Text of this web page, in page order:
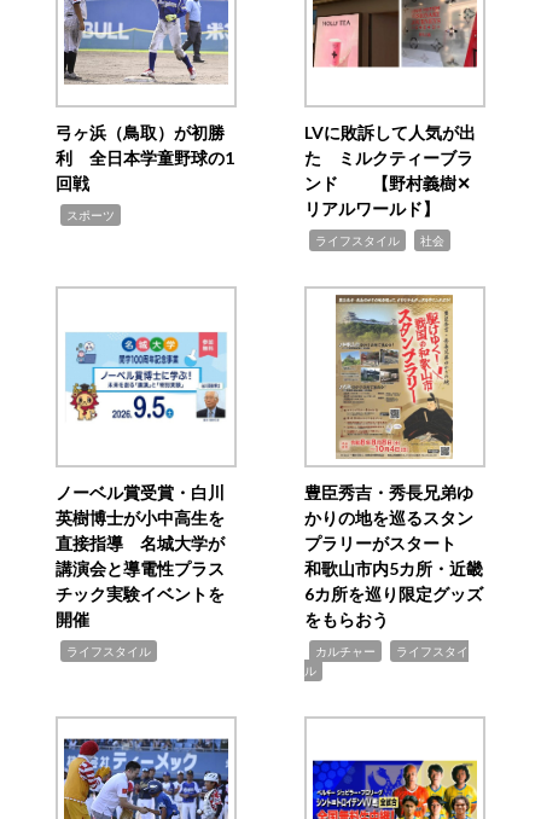
弓ヶ浜（鳥取）が初勝
利 全日本学童野球の1
回戦
スポーツ
LVに敗訴して人気が出
た ミルクティーブラ
ンド 【野村義樹✕
リアルワールド】
ライフスタイル 社会
ノーベル賞受賞・白川
英樹博士が小中高生を
直接指導 名城大学が
講演会と導電性プラス
チック実験イベントを
開催
ライフスタイル
豊臣秀吉・秀長兄弟ゆ
かりの地を巡るスタン
プラリーがスタート
和歌山市内5カ所・近畿
6カ所を巡り限定グッズ
をもらおう
カルチャー
ライフスタイ
ル